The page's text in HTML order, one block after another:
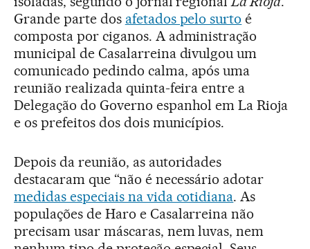
Grande parte dos afetados pelo surto é
composta por ciganos. A administração
municipal de Casalarreina divulgou um
comunicado pedindo calma, após uma
reunião realizada quinta-feira entre a
Delegação do Governo espanhol em La Rioja
e os prefeitos dos dois municípios.
Depois da reunião, as autoridades
destacaram que “não é necessário adotar
medidas especiais na vida cotidiana. As
populações de Haro e Casalarreina não
precisam usar máscaras, nem luvas, nem